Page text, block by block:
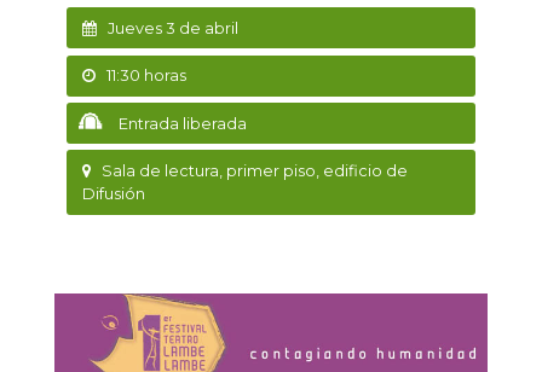
Jueves 3 de abril
11:30 horas
Entrada liberada
Sala de lectura, primer piso, edificio de
Difusión